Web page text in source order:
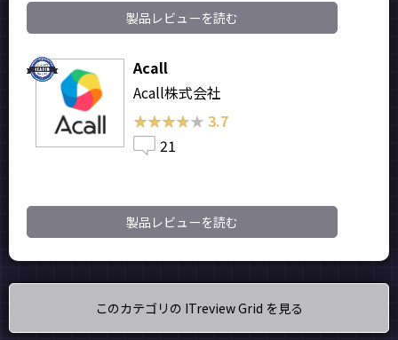
製品レビューを読む
Acall
Acall株式会社
★★★★★
★★★★★ 3.7
21
製品レビューを読む
このカテゴリの ITreview Grid を見る